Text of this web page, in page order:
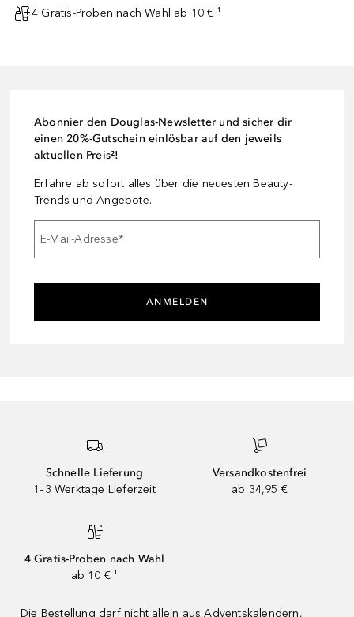
4 Gratis-Proben nach Wahl ab 10 € ¹
Abonnier den Douglas-Newsletter und sicher dir
einen 20%-Gutschein einlösbar auf den jeweils
aktuellen Preis²!
Erfahre ab sofort alles über die neuesten Beauty-
Trends und Angebote.
E-Mail-Adresse*
ANMELDEN
Schnelle Lieferung
1–3 Werktage Lieferzeit
Versandkostenfrei
ab 34,95 €
4 Gratis-Proben nach Wahl
ab 10 € ¹
Die Bestellung darf nicht allein aus Adventskalendern,